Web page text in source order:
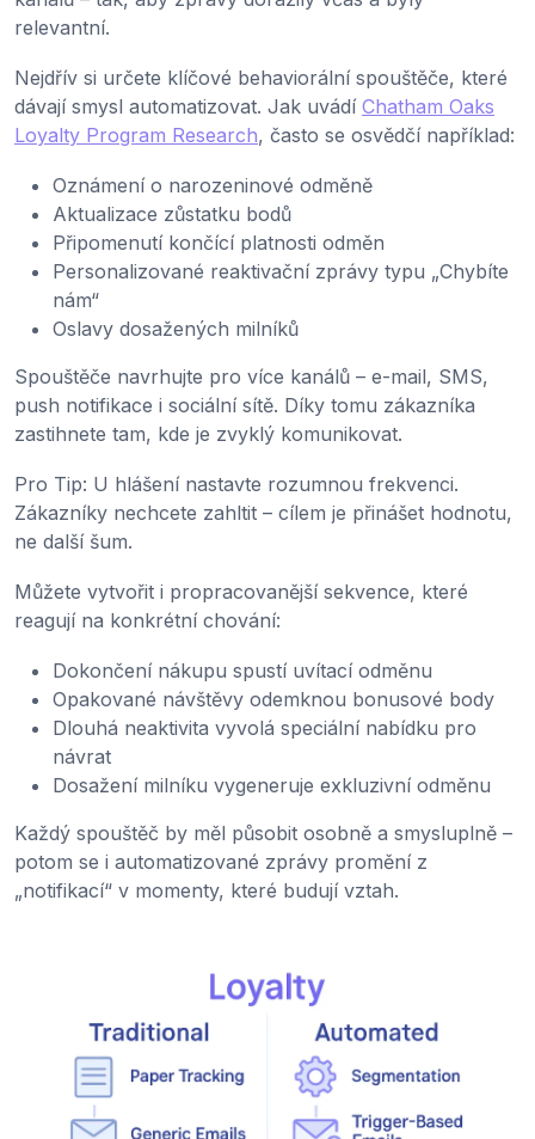
relevantní.
Nejdřív si určete klíčové behaviorální spouštěče, které
dávají smysl automatizovat. Jak uvádí Chatham Oaks
Loyalty Program Research, často se osvědčí například:
Oznámení o narozeninové odměně
Aktualizace zůstatku bodů
Připomenutí končící platnosti odměn
Personalizované reaktivační zprávy typu „Chybíte
nám“
Oslavy dosažených milníků
Spouštěče navrhujte pro více kanálů – e-mail, SMS,
push notifikace i sociální sítě. Díky tomu zákazníka
zastihnete tam, kde je zvyklý komunikovat.
Pro Tip: U hlášení nastavte rozumnou frekvenci.
Zákazníky nechcete zahltit – cílem je přinášet hodnotu,
ne další šum.
Můžete vytvořit i propracovanější sekvence, které
reagují na konkrétní chování:
Dokončení nákupu spustí uvítací odměnu
Opakované návštěvy odemknou bonusové body
Dlouhá neaktivita vyvolá speciální nabídku pro
návrat
Dosažení milníku vygeneruje exkluzivní odměnu
Každý spouštěč by měl působit osobně a smysluplně –
potom se i automatizované zprávy promění z
„notifikací“ v momenty, které budují vztah.